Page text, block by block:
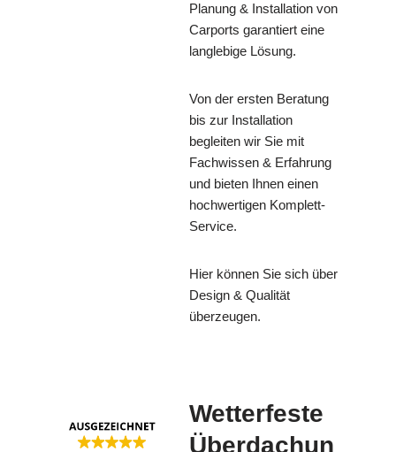
Planung & Installation von
Carports garantiert eine
langlebige Lösung.
Von der ersten Beratung
bis zur Installation
begleiten wir Sie mit
Fachwissen & Erfahrung
und bieten Ihnen einen
hochwertigen Komplett-
Service.
Hier können Sie sich über
Design & Qualität
überzeugen.
Wetterfeste
Überdachun